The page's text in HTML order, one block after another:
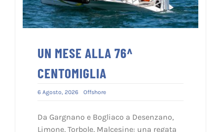
UN MESE ALLA 76^
CENTOMIGLIA
6 Agosto, 2026 Offshore
Da Gargnano e Bogliaco a Desenzano,
Limone, Torbole, Malcesine: una regata